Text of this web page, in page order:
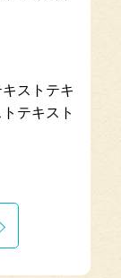
ストテキ
テキスト